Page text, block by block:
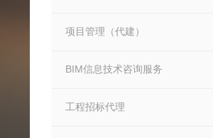
项目管理（代建）
BIM信息技术咨询服务
工程招标代理